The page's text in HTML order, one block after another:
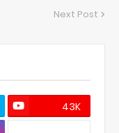
Next Post
43K